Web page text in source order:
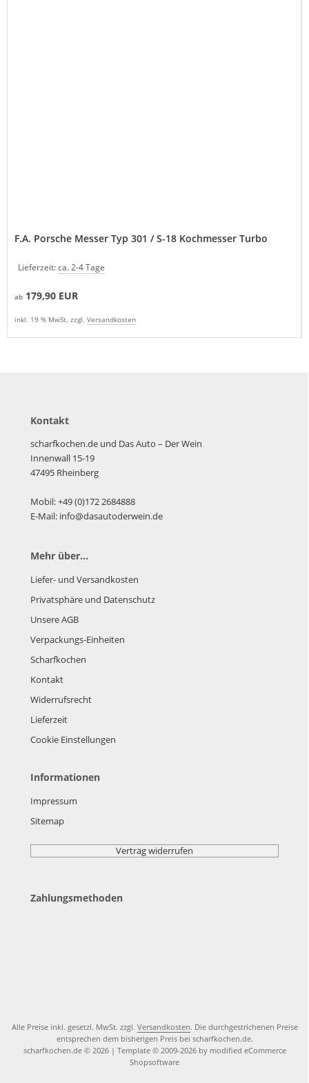
F.A. Porsche Messer Typ 301 / S-18 Kochmesser Turbo
Lieferzeit:ca. 2-4 Tage
ab 179,90 EUR
inkl. 19 % MwSt. zzgl. Versandkosten
Kontakt
scharfkochen.de und Das Auto – Der Wein
Innenwall 15-19
47495 Rheinberg
Mobil: +49 (0)172 2684888
E-Mail: info@dasautoderwein.de
Mehr über...
Liefer- und Versandkosten
Privatsphäre und Datenschutz
Unsere AGB
Verpackungs-Einheiten
Scharfkochen
Kontakt
Widerrufsrecht
Lieferzeit
Cookie Einstellungen
Informationen
Impressum
Sitemap
Vertrag widerrufen
Zahlungsmethoden
Alle Preise inkl. gesetzl. MwSt. zzgl. Versandkosten. Die durchgestrichenen Preise
entsprechen dem bisherigen Preis bei scharfkochen.de.
scharfkochen.de © 2026 | Template © 2009-2026 by modified eCommerce
Shopsoftware